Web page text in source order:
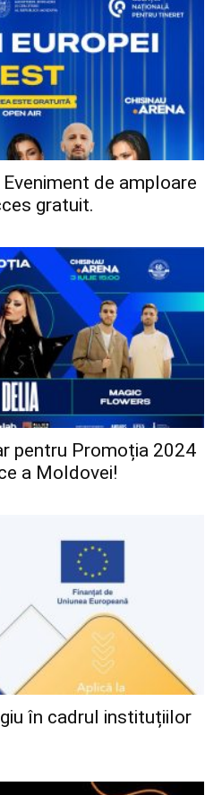
de amploare
gratuit.
pentru Promoția 2024
a Moldovei!
în cadrul instituțiilor